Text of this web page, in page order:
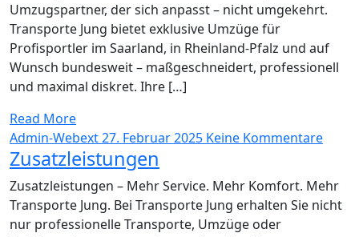
Umzugspartner, der sich anpasst – nicht umgekehrt.
Transporte Jung bietet exklusive Umzüge für
Profisportler im Saarland, in Rheinland-Pfalz und auf
Wunsch bundesweit – maßgeschneidert, professionell
und maximal diskret. Ihre […]
Read More
Admin-Webext27. Februar 2025 Keine Kommentare
Zusatzleistungen
Zusatzleistungen – Mehr Service. Mehr Komfort. Mehr
Transporte Jung. Bei Transporte Jung erhalten Sie nicht
nur professionelle Transporte, Umzüge oder